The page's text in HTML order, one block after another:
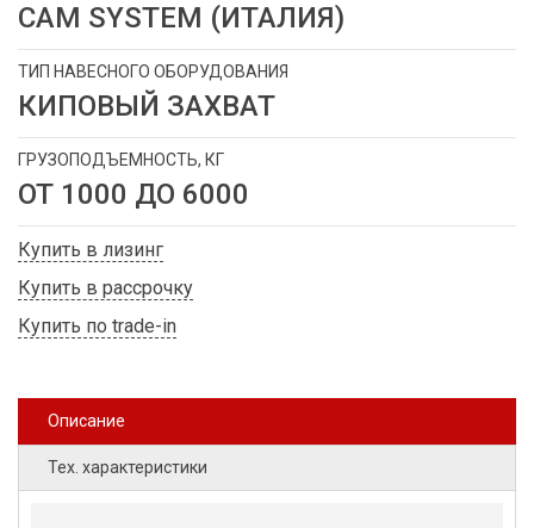
CAM SYSTEM (ИТАЛИЯ)
ТИП НАВЕСНОГО ОБОРУДОВАНИЯ
КИПОВЫЙ ЗАХВАТ
ГРУЗОПОДЪЕМНОСТЬ, КГ
ОТ 1000 ДО 6000
Купить в лизинг
Купить в рассрочку
Купить по trade-in
Описание
Тех. характеристики